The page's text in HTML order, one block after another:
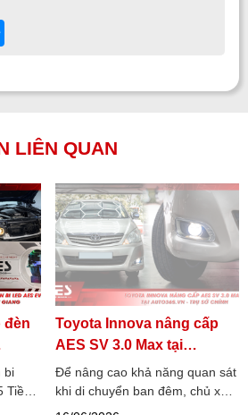
LIÊN QUAN
đèn
bi
Tiền
Toyota Innova nâng cấp
AES SV 3.0 Max tại
Auto365.vn - Trụ sở chính
Để nâng cao khả năng quan sát
khi di chuyển ban đêm, chủ xe
Toyota Innova đã lựa chọn nâng